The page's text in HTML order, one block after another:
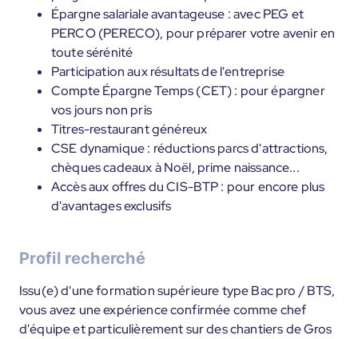
Épargne salariale avantageuse : avec PEG et
PERCO (PERECO), pour préparer votre avenir en
toute sérénité
Participation aux résultats de l'entreprise
Compte Épargne Temps (CET) : pour épargner
vos jours non pris
Titres-restaurant généreux
CSE dynamique : réductions parcs d'attractions,
chèques cadeaux à Noël, prime naissance...
Accès aux offres du CIS-BTP : pour encore plus
d'avantages exclusifs
Profil recherché
Issu(e) d'une formation supérieure type Bac pro / BTS,
vous avez une expérience confirmée comme chef
d'équipe et particulièrement sur des chantiers de Gros